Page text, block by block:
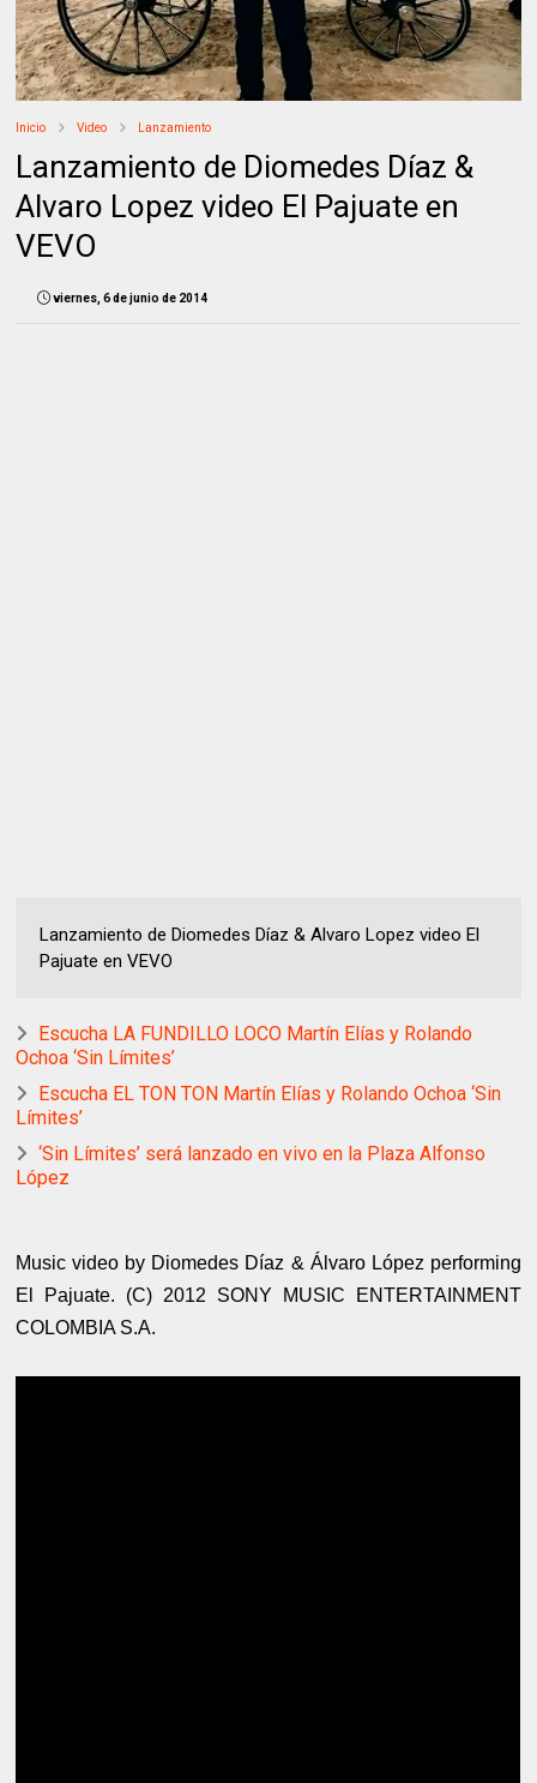
Inicio Video Lanzamiento
Lanzamiento de Diomedes Díaz &
Alvaro Lopez video El Pajuate en
VEVO
viernes, 6 de junio de 2014
Lanzamiento de Diomedes Díaz & Alvaro Lopez video El
Pajuate en VEVO
Escucha LA FUNDILLO LOCO Martín Elías y Rolando
Ochoa ‘Sin Límites’
Escucha EL TON TON Martín Elías y Rolando Ochoa ‘Sin
Límites’
‘Sin Límites’ será lanzado en vivo en la Plaza Alfonso
López
Music video by Diomedes Díaz & Álvaro López performing
El Pajuate. (C) 2012 SONY MUSIC ENTERTAINMENT
COLOMBIA S.A.